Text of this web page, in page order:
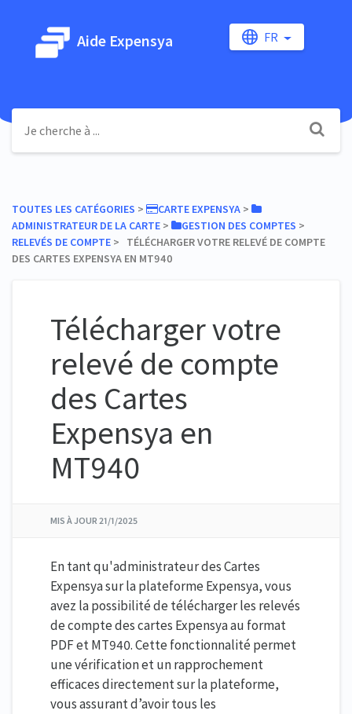
Aide Expensya FR
TOUTES LES CATÉGORIES ​ > ​ ​CARTE EXPENSYA ​ > ​
ADMINISTRATEUR DE LA CARTE ​ > ​ ​GESTION DES COMPTES ​ > ​
RELEVÉS DE COMPTE ​ > ​ TÉLÉCHARGER VOTRE RELEVÉ DE COMPTE
DES CARTES EXPENSYA EN MT940
Télécharger votre
relevé de compte
des Cartes
Expensya en
MT940
MIS À JOUR 21/1/2025
En tant qu'administrateur des Cartes
Expensya sur la plateforme Expensya, vous
avez la possibilité de télécharger les relevés
de compte des cartes Expensya au format
PDF et MT940. Cette fonctionnalité permet
une vérification et un rapprochement
efficaces directement sur la plateforme,
vous assurant d’avoir tous les